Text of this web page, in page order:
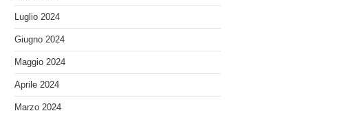
Luglio 2024
Giugno 2024
Maggio 2024
Aprile 2024
Marzo 2024